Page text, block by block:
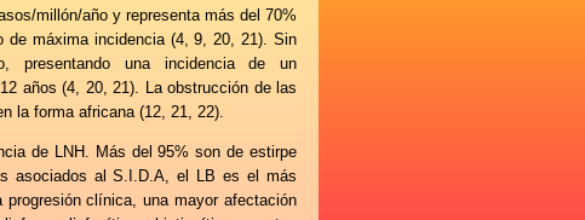
millón/año y representa más del 70%
máxima incidencia (4, 9, 20, 21). Sin
presentando una incidencia de un
años (4, 20, 21). La obstrucción de las
la forma africana (12, 21, 22).
de LNH. Más del 95% son de estirpe
asociados al S.I.D.A, el LB es el más
clínica, una mayor afectación